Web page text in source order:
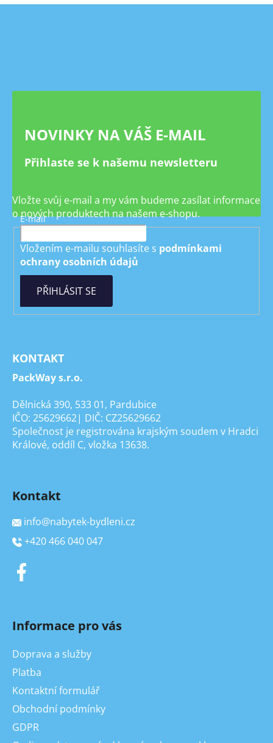
Z
NOVINKY NA VÁŠ E-MAIL
Přihlaste se k našemu newsletteru
Vložte svůj e-mail a my vám budeme zasílat informace
o nových produktech na našem e-shopu.
E-mail
Vložením e-mailu souhlasíte s podmínkami
ochrany osobních údajů
PŘIHLÁSIT SE
KONTAKT
PackWay s.r.o.
Dělnická 390, 533 01, Pardubice
IČO: 25629662| DIČ: CZ25629662
Společnost je registrována krajským soudem v Hradci
Králové, oddíl C, vložka 13638.
Kontakt
info@nabytek-bydleni.cz
+420 466 040 047
Informace pro vás
Doprava a služby
Platba
Kontaktní formulář
Obchodní podmínky
GDPR